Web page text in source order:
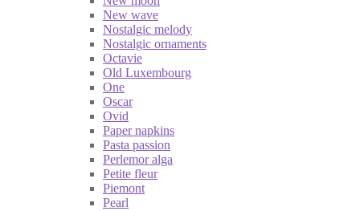
New wave
Nostalgic melody
Nostalgic ornaments
Octavie
Old Luxembourg
One
Oscar
Ovid
Paper napkins
Pasta passion
Perlemor alga
Petite fleur
Piemont
Pearl